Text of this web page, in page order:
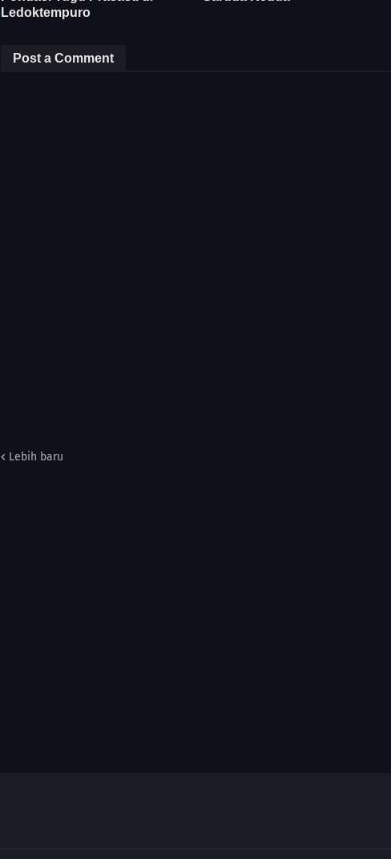
Ledoktempuro
Post a Comment
Lebih baru